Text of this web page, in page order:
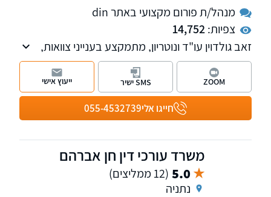
מנהל/ת פורום מקצועי באתר din
צפיות:14,752
זאב גולדוין עו"ד ונוטריון, מתמקצע בענייני צוואות,
ירושה וייפוי כח מתמשך, וכן בענייני נדל"ן במגזר
הכפרי ומלווה מועמדים בבחירות לרשויות
המקומיות.
חייגו אלי055-4532739
ZOOM SMS ישיר ייעוץ אישי
משרד עורכי דין חן אברהם
5.0 (12 ממליצים)
נתניה